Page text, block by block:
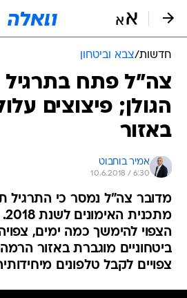
חדשות/צבא וביטחון
צה"ל פתח
הגולן; פיצוצים
באזור
אמיר בוחבוט
10.6.2018 / 6:30
מדובר צה"ל נמסר כי התרגיל
הצפוי להימשך כמה ימים,
ביטחוניים מוגברת באזור
צפויים לקבל טלפונים